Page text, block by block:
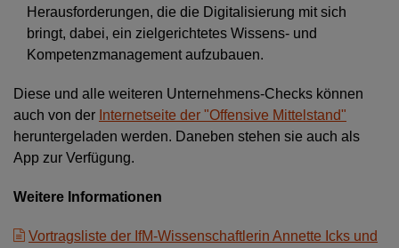
Herausforderungen, die die Digitalisierung mit sich
bringt, dabei, ein zielgerichtetes Wissens- und
Kompetenzmanagement aufzubauen.
Diese und alle weiteren Unternehmens-Checks können
auch von der Internetseite der "Offensive Mittelstand"
heruntergeladen werden. Daneben stehen sie auch als
App zur Verfügung.
Weitere Informationen
Vortragsliste der IfM-Wissenschaftlerin Annette Icks und